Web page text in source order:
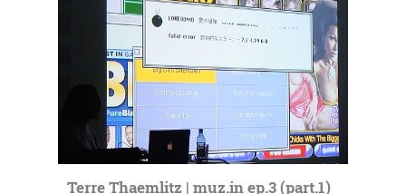
Terre Thaemlitz | muz.in ep.3 (part.1)